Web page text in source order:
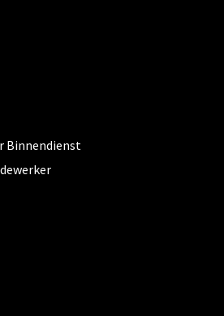
Binnendienst